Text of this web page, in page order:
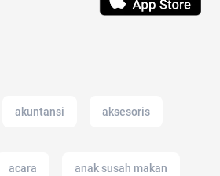
akuntansi aksesoris
acara anak susah makan